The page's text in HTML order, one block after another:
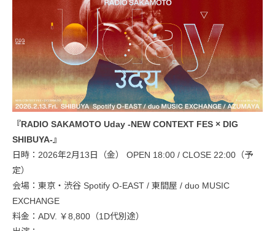
『RADIO SAKAMOTO Uday -NEW CONTEXT FES × DIG
SHIBUYA-』
日時：2026年2月13日（金） OPEN 18:00 / CLOSE 22:00（予
定）
会場：東京・渋谷 Spotify O-EAST / 東間屋 / duo MUSIC
EXCHANGE
料金：ADV. ￥8,800（1D代別途）